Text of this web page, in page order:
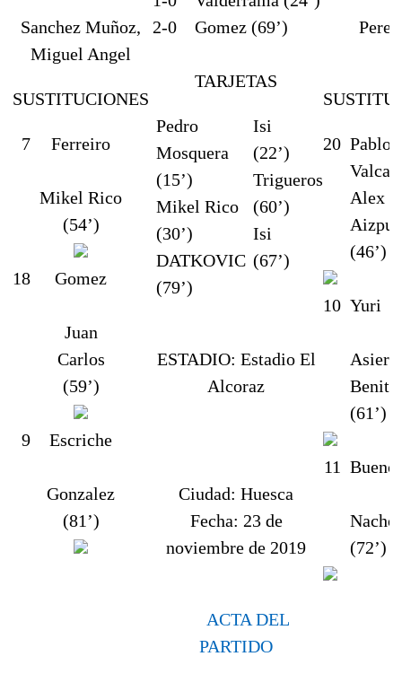
Sanchez Muñoz,
Miguel Angel
SUSTITUCIONES
7 Ferreiro
Mikel Rico
(54’)
18 Gomez
Juan
Carlos
(59’)
9 Escriche
Gonzalez
(81’)
2-0
Gomez (69’)
TARJETAS
Pedro
Mosquera
(15’)
Mikel Rico
(30’)
DATKOVIC
(79’)
Isi
(22’)
Trigueros
(60’)
Isi
(67’)
ESTADIO: Estadio El
Alcoraz
Ciudad: Huesca
Fecha: 23 de
noviembre de 2019
ACTA DEL
PARTIDO
20 Pablo
Alex
(46’)
10 Yuri
Asier
Benito
(61’)
11
(72’)